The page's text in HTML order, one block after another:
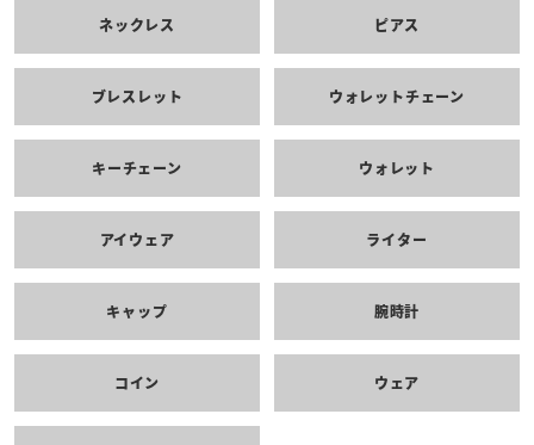
ネックレス ピアス
ブレスレット ウォレットチェーン
キーチェーン ウォレット
アイウェア ライター
キャップ 腕時計
コイン ウェア